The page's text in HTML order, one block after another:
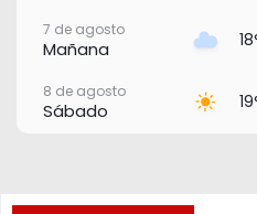
7 de agosto
Mañana
8 de agosto
Sábado